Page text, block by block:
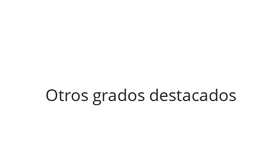
Otros grados destacados